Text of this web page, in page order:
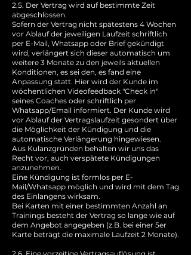
2.5. Der Vertrag wird auf bestimmte Zeit
abgeschlossen.
Sofern der Vertrag nicht spätestens 4 Wochen
vor Ablauf der jeweiligen Laufzeit schriftlich
per E-Mail, Whatsapp oder Brief gekündigt
wird, verlängert sich dieser automatisch um
weitere 3 Monate zu den jeweils aktuellen
Konditionen, es sei den, es fand eine
Anpassung statt. Hier wird der Kunde im
wöchentlichen Videofeedback "Check in"
seines Coaches oder schriftlich per
Whatsapp/Email informiert. Der Kunde wird
vor Ablauf der Vertragslaufzeit gesondert über
die Möglichkeit der Kündigung und die
automatische Verlängerung hingewiesen.
Aus Kulanzgründen behalten wir uns das
Recht vor, auch verspätete Kündigungen
anzunehmen.
Eine Kündigung ist formlos per E-
Mail/Whatsapp möglich und wird mit dem Tag
des Einlangens wirksam.
Bei Karten mit einer bestimmten Anzahl an
Trainings besteht der Vertrag so lange wie auf
dem Angebot angegeben (z.B. bei einer 5er
Karte beträgt die maximale Laufzeit 2 Monate).